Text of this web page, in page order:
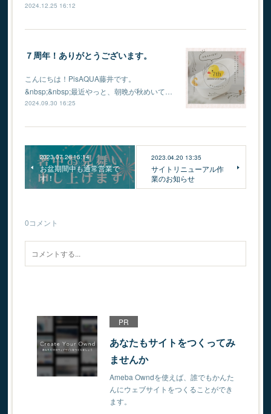
2024.12.25 16:12
７周年！ありがとうございます。
こんにちは！PisAQUA藤井です。
⁡&nbsp;&nbsp;最近やっと、朝晩が秋めいて…
2024.09.30 16:25
2023.07.26 15:14
お盆期間中も通常営業で
す！
2023.04.20 13:35
サイトリニューアル作
業のお知らせ
0コメント
PR
あなたもサイトをつくってみ
ませんか
Ameba Owndを使えば、誰でもかんた
んにウェブサイトをつくることができ
ます。